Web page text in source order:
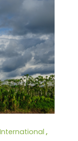
,